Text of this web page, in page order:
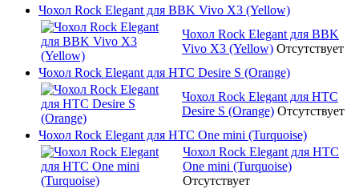
Чохол Rock Elegant для BBK Vivo X3 (Yellow)
Чохол Rock Elegant для BBK
Vivo X3 (Yellow) Отсутствует
Чохол Rock Elegant для HTC Desire S (Orange)
Чохол Rock Elegant для HTC
Desire S (Orange) Отсутствует
Чохол Rock Elegant для HTC One mini (Turquoise)
Чохол Rock Elegant для HTC
One mini (Turquoise)
Отсутствует